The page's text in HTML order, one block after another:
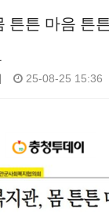
튼튼 마음 튼
25-08-25 15:36